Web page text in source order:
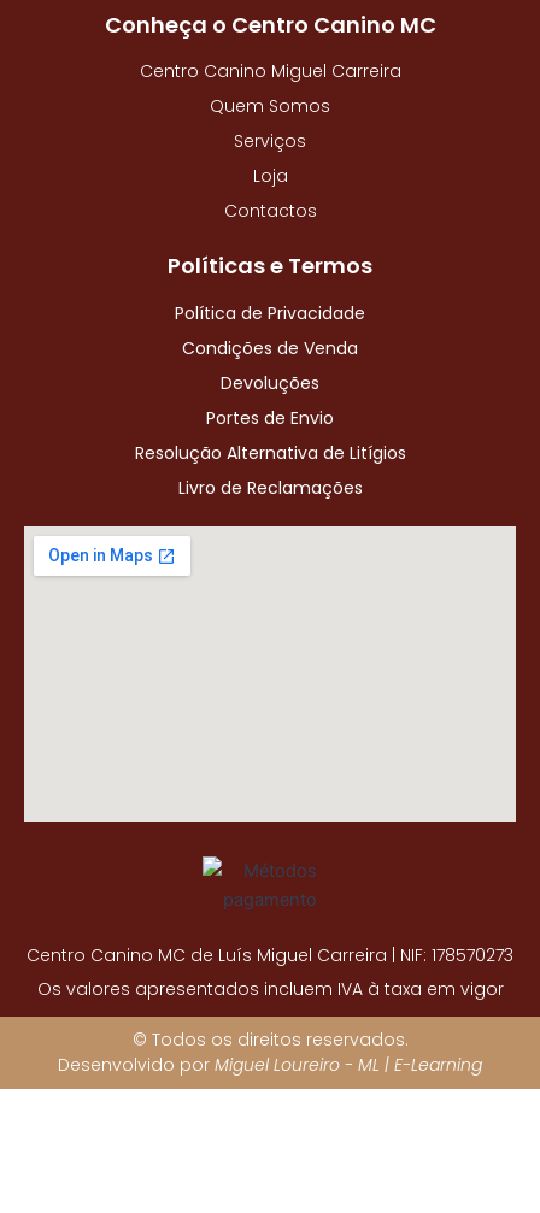
k
f
Conheça o Centro Canino MC
Centro Canino Miguel Carreira
Quem Somos
Serviços
Loja
Contactos
Políticas e Termos
Política de Privacidade
Condições de Venda
Devoluções
Portes de Envio
Resolução Alternativa de Litígios
Livro de Reclamações
Centro Canino MC de Luís Miguel Carreira | NIF: 178570273
Os valores apresentados incluem IVA à taxa em vigor
© Todos os direitos reservados.
Desenvolvido por Miguel Loureiro - ML | E-Learning